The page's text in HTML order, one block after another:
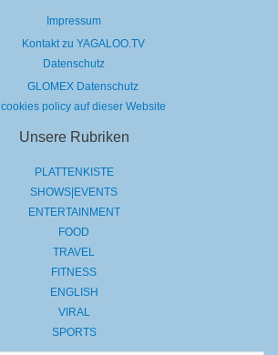
Impressum
Kontakt zu YAGALOO.TV
Datenschutz
GLOMEX Datenschutz
cookies policy auf dieser Website
Unsere Rubriken
PLATTENKISTE
SHOWS|EVENTS
ENTERTAINMENT
FOOD
TRAVEL
FITNESS
ENGLISH
VIRAL
SPORTS